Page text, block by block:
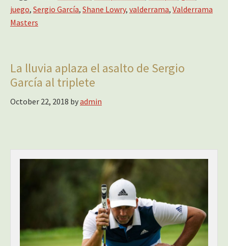
juego, Sergio García, Shane Lowry, valderrama, Valderrama
Masters
La lluvia aplaza el asalto de Sergio
García al triplete
October 22, 2018 byadmin